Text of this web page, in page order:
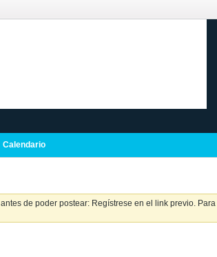
Calendario
antes de poder postear: Regístrese en el link previo.